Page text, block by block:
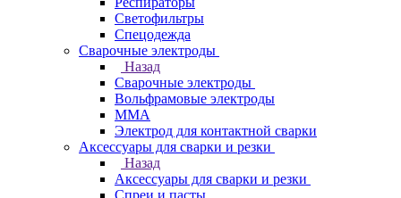
Светофильтры
Спецодежда
Сварочные электроды
Назад
Сварочные электроды
Вольфрамовые электроды
ММА
Электрод для контактной сварки
Аксессуары для сварки и резки
Назад
Аксессуары для сварки и резки
Спреи и пасты